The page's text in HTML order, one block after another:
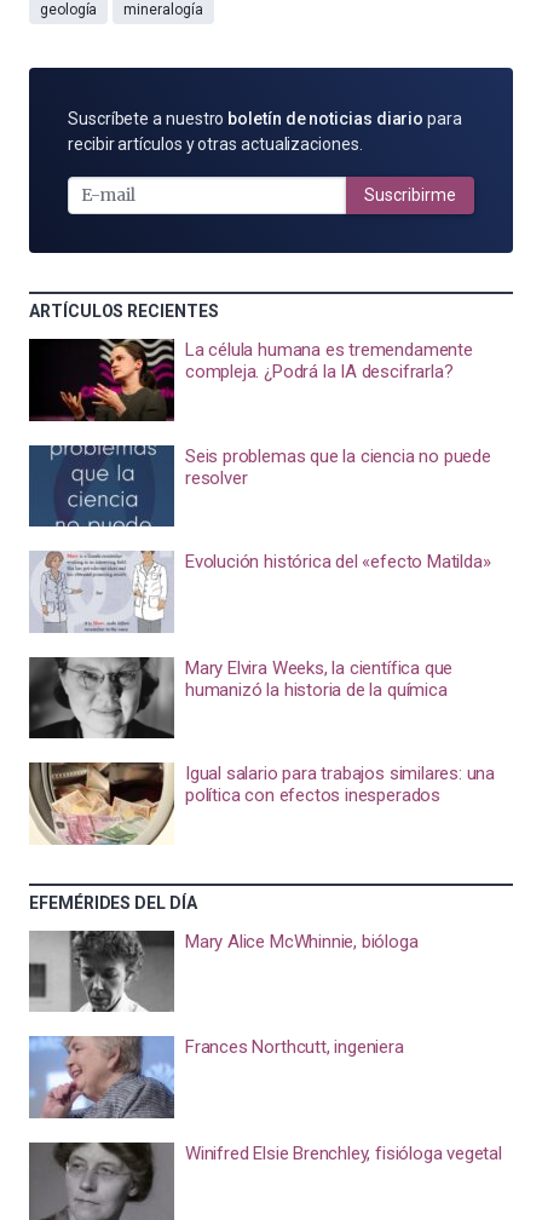
geología mineralogía
SUSCRÍBETE
POR
MAIL
Suscríbete a nuestro boletín de noticias diario para
recibir artículos y otras actualizaciones.
Suscribirme
ARTÍCULOS RECIENTES
La célula humana es tremendamente
compleja. ¿Podrá la IA descifrarla?
Seis problemas que la ciencia no puede
resolver
Evolución histórica del «efecto Matilda»
Mary Elvira Weeks, la científica que
humanizó la historia de la química
Igual salario para trabajos similares: una
política con efectos inesperados
EFEMÉRIDES DEL DÍA
Mary Alice McWhinnie, bióloga
Frances Northcutt, ingeniera
Winifred Elsie Brenchley, fisióloga vegetal